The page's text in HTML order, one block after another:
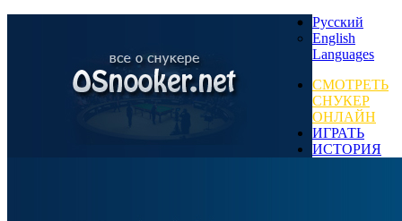
Русский
English
Languages
СМОТРЕТЬ
СНУКЕР
ОНЛАЙН
ИГРАТЬ
ИСТОРИЯ